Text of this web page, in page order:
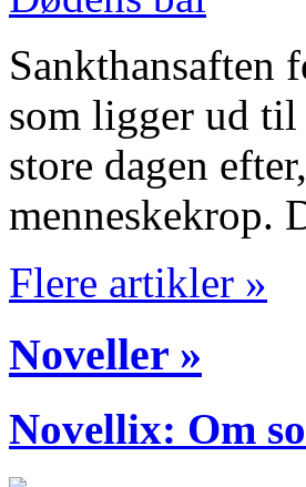
Sankthansaften
som ligger ud
store dagen
Flere artikler »
Noveller »
Novellix: Om